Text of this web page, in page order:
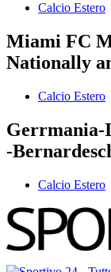
Calcio Estero
Miami FC
Nationally
Calcio Estero
Gerrmania-
-
Calcio Estero